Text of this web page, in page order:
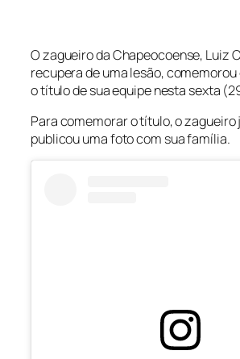
O zagueiro da Chapeocoense, Luiz
recupera de uma lesão,
o título de sua equipe nesta sexta
Para comemorar o título, o zagueiro
publicou uma foto com sua família.